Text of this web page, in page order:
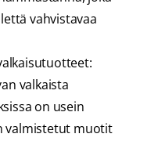
vahvistavaa
valkaista
on usein
valmistetut muotit